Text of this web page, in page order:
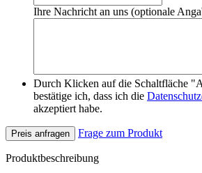
Ihre Nachricht an uns (optionale
Durch Klicken auf die Schaltfläche
bestätige ich, dass ich die
akzeptiert habe.
Preis anfragen Frage zum Produkt
Produktbeschreibung